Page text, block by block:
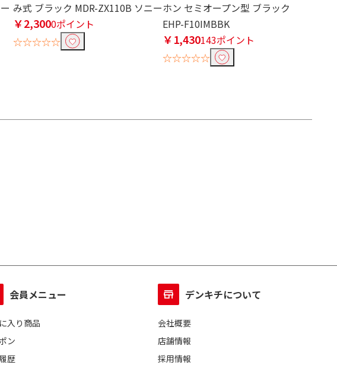
み式 ブラック MDR-ZX110B ソニー
￥2,3000ポイント
☆☆☆☆☆
ホン セミオープン型 ブラック
EHP-F10IMBBK
￥1,430143ポイント
☆☆☆☆☆
会員メニュー
入り商品
ン
歴
デンキチについて
会社概要
店舗情報
採用情報